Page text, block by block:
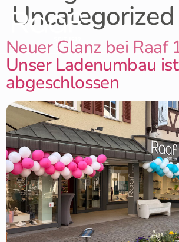
Uncategorized
Neuer Glanz bei Raaf
Unser Ladenumbau ist
abgeschlossen